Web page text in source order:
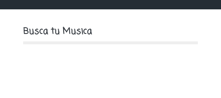
Busca tu Musica